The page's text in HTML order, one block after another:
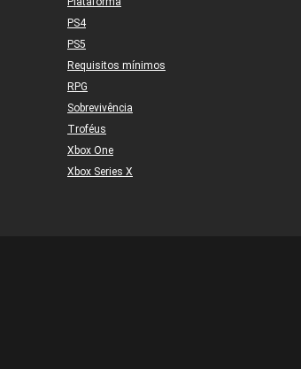
PS4
PS5
Requisitos mínimos
RPG
Sobrevivência
Troféus
Xbox One
Xbox Series X